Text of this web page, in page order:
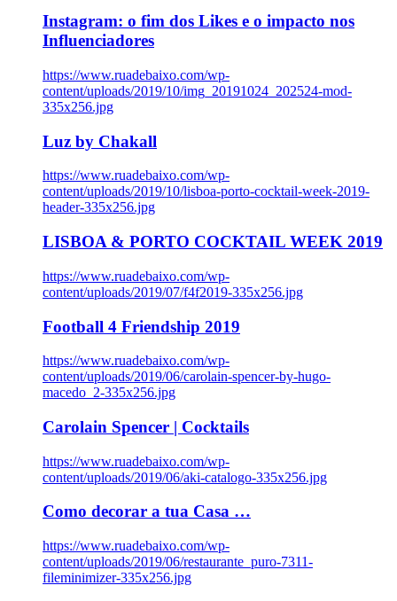
Instagram: o fim dos Likes e o impacto nos
Influenciadores
https://www.ruadebaixo.com/wp-
content/uploads/2019/10/img_20191024_202524-mod-
335x256.jpg
Luz by Chakall
https://www.ruadebaixo.com/wp-
content/uploads/2019/10/lisboa-porto-cocktail-week-2019-
header-335x256.jpg
LISBOA & PORTO COCKTAIL WEEK 2019
https://www.ruadebaixo.com/wp-
content/uploads/2019/07/f4f2019-335x256.jpg
Football 4 Friendship 2019
https://www.ruadebaixo.com/wp-
content/uploads/2019/06/carolain-spencer-by-hugo-
macedo_2-335x256.jpg
Carolain Spencer | Cocktails
https://www.ruadebaixo.com/wp-
content/uploads/2019/06/aki-catalogo-335x256.jpg
Como decorar a tua Casa …
https://www.ruadebaixo.com/wp-
content/uploads/2019/06/restaurante_puro-7311-
fileminimizer-335x256.jpg